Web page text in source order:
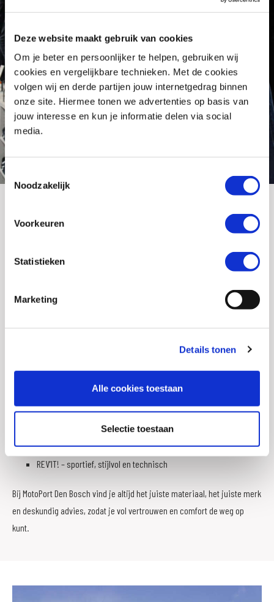
Deze website maakt gebruik van cookies
Om je beter en persoonlijker te helpen, gebruiken wij
cookies en vergelijkbare technieken. Met de cookies
volgen wij en derde partijen jouw internetgedrag binnen
onze site. Hiermee tonen we advertenties op basis van
jouw interesse en kun je informatie delen via social
media.
Toestemmingsselectie
Noodzakelijk
Voorkeuren
Statistieken
Marketing
Details tonen
Alle cookies toestaan
Selectie toestaan
Topmerken
alleen inspiratie op te doen, maar ook de grootste collectie
motorbroeken te ontdekken, ondersteund door de beste service en
Dane – hoogwaardig, vaak met Gore-Tex
Difi – betaalbaar en veelzijdig
John Doe – specialist in kevlar motorjeans
Macna – innovatief design met slimme ventilatie
REV’IT! – sportief, stijlvol en technisch
Bij MotoPort Den Bosch vind je altijd het juiste materiaal, het juiste merk
en deskundig advies, zodat je vol vertrouwen en comfort de weg op
kunt.